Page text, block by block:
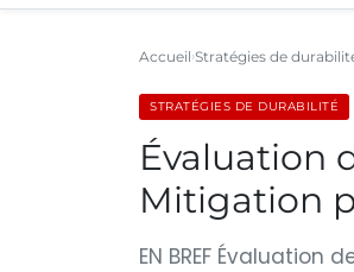
Accueil Stratégies de
STRATÉGIES DE DURABILITÉ
Évaluation
Mitigation
EN BREF